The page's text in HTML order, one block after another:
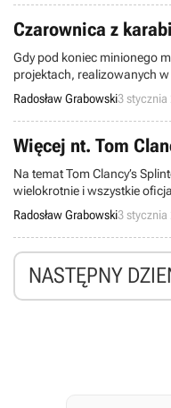
o 3 tygodnie, na 24 lutego.
Czarownica z
Gdy pod koniec minionego
projektach, realizowanych
AQ Interactive, uczyniliśmy
ilość dostępnych
Czytelnikom znacznie
z zapowiedzianych tytułów
bieżącym roku).
Radosław Grabowski3 stycznia
Więcej nt. Tom
Na temat Tom Clancy’s
wielokrotnie i wszystkie
zamieściliśmy w naszej
nie jest jedynym dziełem,
szykowanym teraz przez
bowiem na pewno, że
Essentials.
Radosław Grabowski3 stycznia
NASTĘPNY